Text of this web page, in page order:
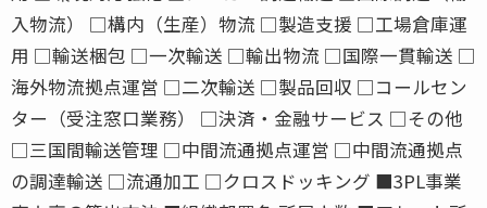
入物流） □構内（生産）物流 □製造支援 □工場倉庫運
用 □輸送梱包 □一次輸送 □輸出物流 □国際一貫輸送 □
海外物流拠点運営 □二次輸送 □製品回収 □コールセン
ター（受注窓口業務） □決済・金融サービス □その他
□三国間輸送管理 □中間流通拠点運営 □中間流通拠点
の調達輸送 □流通加工 □クロスドッキング ■3PL事業